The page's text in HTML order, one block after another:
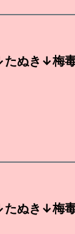
ぬき↓梅
ぬき↓梅